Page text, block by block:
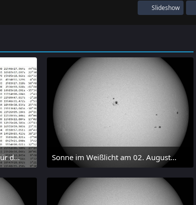
Slideshow
Nummerierte Apollo-Objekte für den 01.08.2026 nach Erdabstand sortiert, nur die ersten der 1910 Objekte angezeigt Sonne im Weißlicht am 02. August 2026 um 12:51 MESZ
2. August 2026 um 16:37